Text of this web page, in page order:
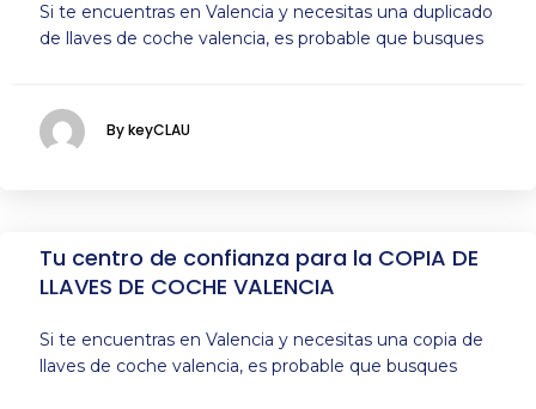
Si te encuentras en Valencia y necesitas una duplicado
de llaves de coche valencia, es probable que busques
By keyCLAU
Tu centro de confianza para la COPIA DE
LLAVES DE COCHE VALENCIA
Si te encuentras en Valencia y necesitas una copia de
llaves de coche valencia, es probable que busques